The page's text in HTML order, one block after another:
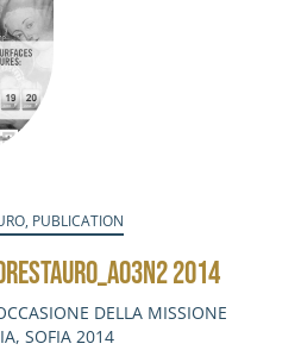
, PUBLICATION
2014
DELLA MISSIONE
SOFIA 2014